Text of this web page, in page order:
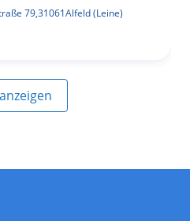
79,31061Alfeld (Leine)